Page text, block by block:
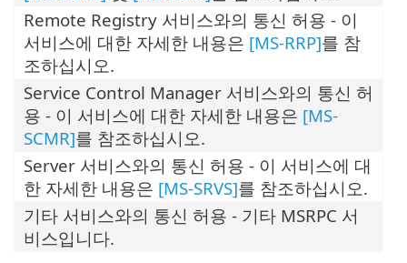
Remote Registry 서비스와의 통신 허용 - 이
서비스에 대한 자세한 내용은 [MS-RRP]를 참
조하십시오.
Service Control Manager 서비스와의 통신 허
용 - 이 서비스에 대한 자세한 내용은 [MS-
SCMR]를 참조하십시오.
Server 서비스와의 통신 허용 - 이 서비스에 대
한 자세한 내용은 [MS-SRVS]를 참조하십시오.
기타 서비스와의 통신 허용 - 기타 MSRPC 서
비스입니다.